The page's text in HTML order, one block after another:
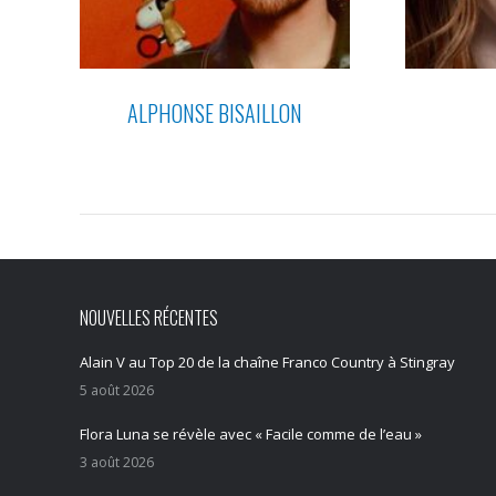
ALPHONSE BISAILLON
NOUVELLES RÉCENTES
Alain V au Top 20 de la chaîne Franco Country à Stingray
5 août 2026
Flora Luna se révèle avec « Facile comme de l’eau »
3 août 2026